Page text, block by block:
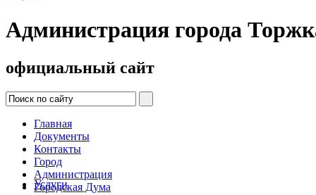
Администрация города
официальный сайт
Главная
Документы
Контакты
Город
Администрация
Городская Дума
Услуги